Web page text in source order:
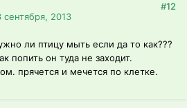
сентября, 2013
#12
ли птицу мыть если да то как???
попить он туда не заходит.
прячется и мечется по клетке.